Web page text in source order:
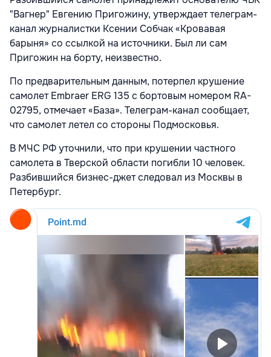
"Вагнер" Евгению Пригожину, утверждает телеграм-
канал журналистки Ксении Собчак «Кровавая
барыня» со ссылкой на источники. Был ли сам
Пригожин на борту, неизвестно.
По предварительным данным, потерпел крушение
самолет Embraer ERG 135 с бортовым номером RA-
02795, отмечает «База». Телеграм-канал сообщает,
что самолет летел со стороны Подмосковья.
В МЧС РФ уточнили, что при крушении частного
самолета в Тверской области погибли 10 человек.
Разбившийся бизнес-джет следовал из Москвы в
Петербург.